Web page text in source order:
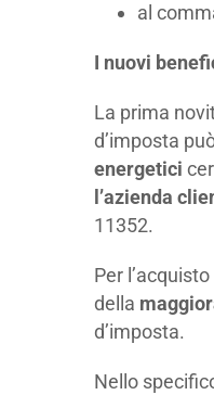
al
I nuovi
La prima
d’imposta
energetici
l’azienda
11352.
Per l’acquisto
della
d’imposta.
Nello